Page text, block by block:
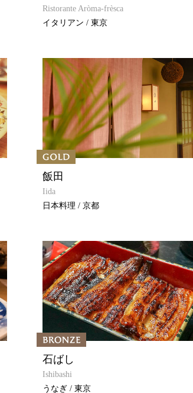
Ristorante Aròma-frèsca
イタリアン / 東京
飯田
Iida
日本料理 / 京都
石ばし
Ishibashi
うなぎ / 東京